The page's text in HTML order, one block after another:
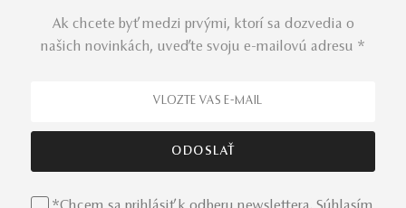
Ak chcete byť medzi prvými, ktorí sa dozvedia o
našich novinkách, uveďte svoju e-mailovú adresu *